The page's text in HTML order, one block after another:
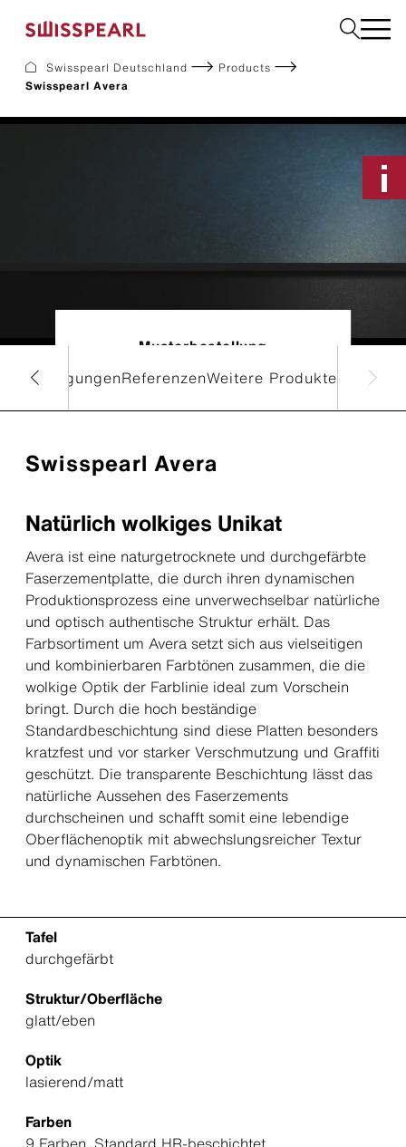
Services
Inspiration
Musterbestellung
Fassade
Dach
Swisspearl Deutschland
Products
Swisspearl Avera
Musterbestellung
ReferenzenWeitere Produkte
Swisspearl Avera
Natürlich wolkiges Unikat
Avera ist eine naturgetrocknete und durchgefärbte
Faserzementplatte, die durch ihren dynamischen
Produktionsprozess eine unverwechselbar natürliche
und optisch authentische Struktur erhält. Das
Farbsortiment um Avera setzt sich aus vielseitigen
und kombinierbaren Farbtönen zusammen, die die
wolkige Optik der Farblinie ideal zum Vorschein
bringt. Durch die hoch beständige
Standardbeschichtung sind diese Platten besonders
kratzfest und vor starker Verschmutzung und Graffiti
geschützt. Die transparente Beschichtung lässt das
natürliche Aussehen des Faserzements
durchscheinen und schafft somit eine lebendige
Oberflächenoptik mit abwechslungsreicher Textur
und dynamischen Farbtönen.
Tafel
durchgefärbt
Struktur/Oberfläche
glatt/eben
Optik
lasierend/matt
Farben